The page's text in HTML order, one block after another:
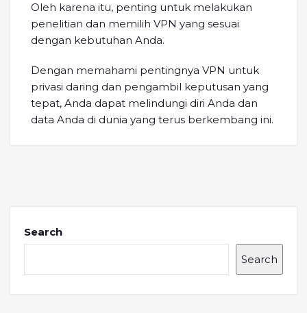
Oleh karena itu, penting untuk melakukan
penelitian dan memilih VPN yang sesuai
dengan kebutuhan Anda.
Dengan memahami pentingnya VPN untuk
privasi daring dan pengambil keputusan yang
tepat, Anda dapat melindungi diri Anda dan
data Anda di dunia yang terus berkembang ini.
Search
Search